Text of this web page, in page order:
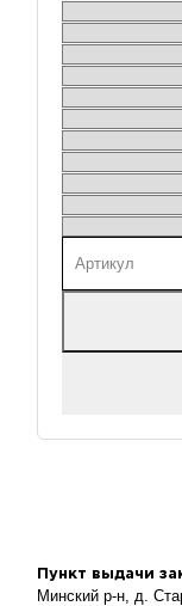
Пункт выдачи
Минский р-н, д.